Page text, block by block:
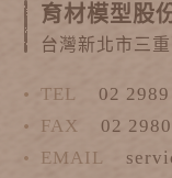
育材模型股
台灣新北市三
TEL
02
FAX
02
EMAIL